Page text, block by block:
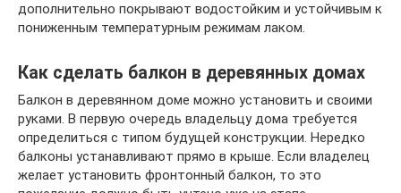
дополнительно покрывают водостойким и устойчивым к
пониженным температурным режимам лаком.
Как сделать балкон в деревянных домах
Балкон в деревянном доме можно установить и своими
руками. В первую очередь владельцу дома требуется
определиться с типом будущей конструкции. Нередко
балконы устанавливают прямо в крыше. Если владелец
желает установить фронтонный балкон, то это